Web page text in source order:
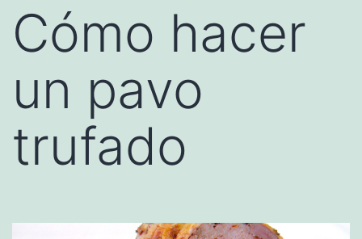
Cómo hacer
un pavo
trufado